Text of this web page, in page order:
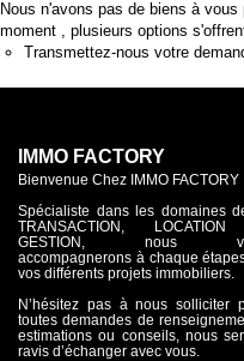
Nous n'avons pas de biens à
moment , plusieurs options
Transmettez-nous votre
IMMO FACTORY
Bienvenue Chez IMMO FACTORY
Spécialiste dans les domaines
TRANSACTION,
GESTION, nous
accompagnerons à chaque
vos différents projets immobiliers.
N’hésitez pas à nous solliciter
toutes demandes de
estimations ou conseils, nous
ravis d’échanger avec vous.